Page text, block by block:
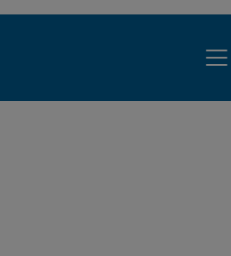
Leben mit